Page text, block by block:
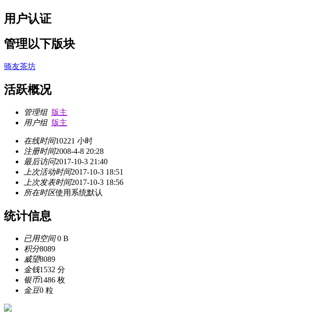
用户认证
管理以下版块
骑友茶坊
活跃概况
管理组 版主
用户组 版主
在线时间10221 小时
注册时间2008-4-8 20:28
最后访问2017-10-3 21:40
上次活动时间2017-10-3 18:51
上次发表时间2017-10-3 18:56
所在时区使用系统默认
统计信息
已用空间0 B
积分8089
威望8089
金钱1532 分
银币1486 枚
金豆0 粒